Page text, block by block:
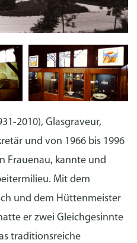
2010), Glasgraveur,
und von 1966 bis 1996
Frauenau, kannte und
Mit dem
und dem Hüttenmeister
er zwei Gleichgesinnte
traditionsreiche